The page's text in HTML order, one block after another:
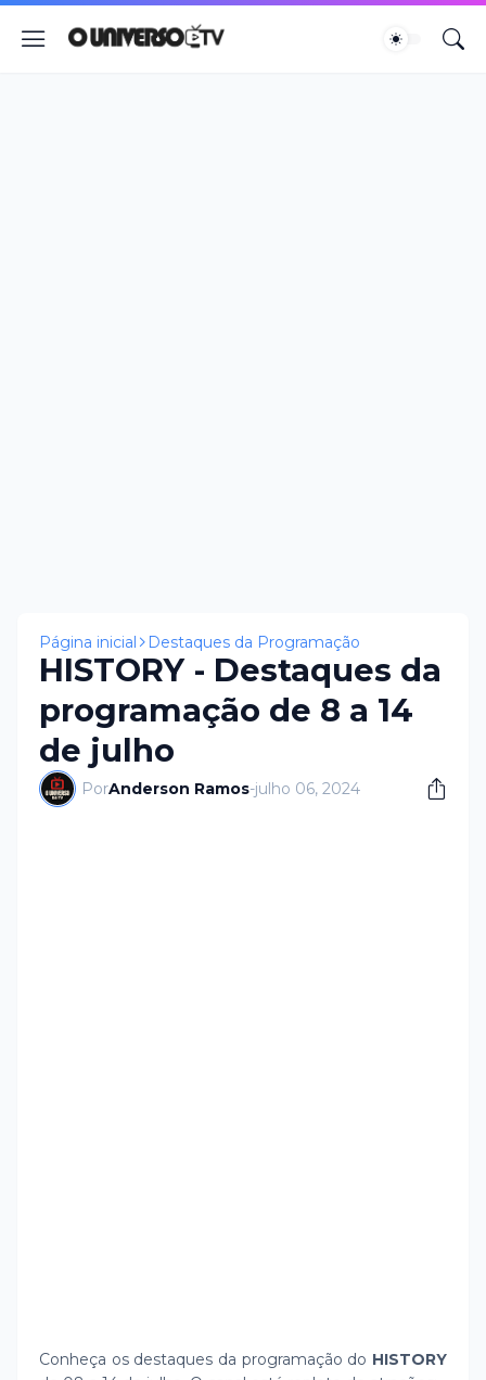
Página inicial Destaques da Programação
HISTORY - Destaques da
programação de 8 a 14
de julho
PorAnderson Ramos-julho 06, 2024
Conheça os destaques da programação do HISTORY